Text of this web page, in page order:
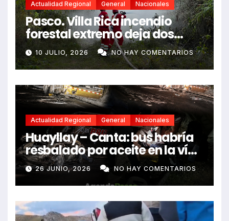
Actualidad Regional General Nacionales
Pasco. Villa Rica incendio
forestal extremo deja dos
fallecidos y heridos
10 JULIO, 2026 NO HAY COMENTARIOS
Actualidad Regional General Nacionales
Huayllay – Canta: bus habría
resbalado por aceite en la vía
e impactó auto siniestrado
dejando dos fallecidos
26 JUNIO, 2026 NO HAY COMENTARIOS